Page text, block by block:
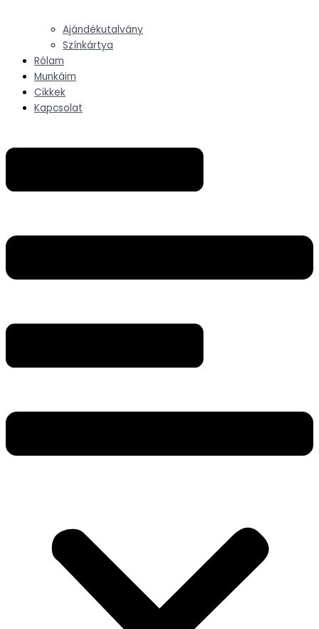
Ajándékutalvány
Színkártya
Rólam
Munkáim
Cikkek
Kapcsolat